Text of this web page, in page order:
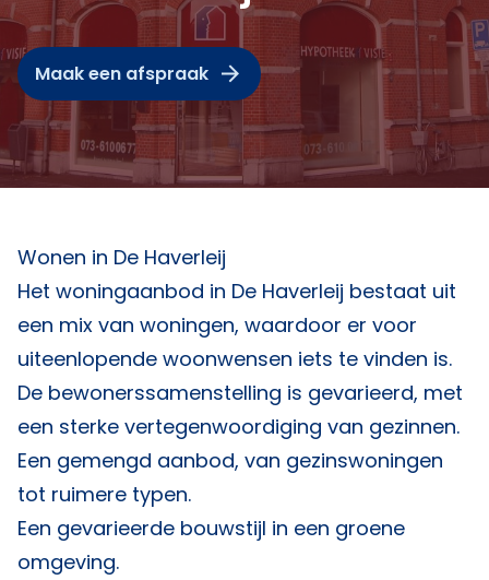
Maak een afspraak
Wonen in De Haverleij
Het woningaanbod in De Haverleij bestaat uit
een mix van woningen, waardoor er voor
uiteenlopende woonwensen iets te vinden is.
De bewonerssamenstelling is gevarieerd, met
een sterke vertegenwoordiging van gezinnen.
Een gemengd aanbod, van gezinswoningen
tot ruimere typen.
Een gevarieerde bouwstijl in een groene
omgeving.